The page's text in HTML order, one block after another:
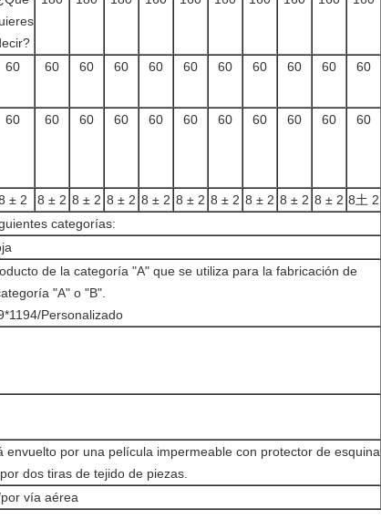
60 60 60 60 60 60 60 60 60 60 60
60 60 60 60 60 60 60 60 60 60 60
± 2 8 ± 2 8 ± 2 8 ± 2 8 ± 2 8 ± 2 8 ± 2 8 ± 2 8 ± 2 8 ± 2 8土 2
categorías:
de la categoría "A" que se utiliza para la fabricación de
"A" o "B".
Personalizado
envuelto por una película impermeable con protector de esquina
dos tiras de tejido de piezas.
vía aérea